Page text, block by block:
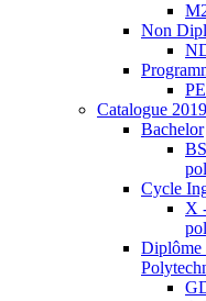
Non
Catalogue
Bachelor
Cycle
X
Diplôme